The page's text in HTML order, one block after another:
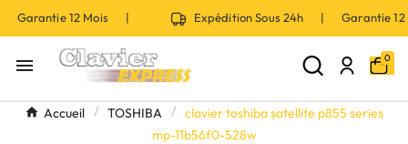
Garantie 12 Mois | Expédition Sous 24h | Garantie
 0
Accueil TOSHIBA
clavier toshiba satellite p855 series
mp-11b56f0-528w